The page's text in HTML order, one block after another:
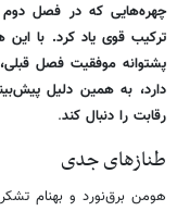
چهره‌هایی که در فصل دوم
ترکیب قوی یاد کرد. با این
پشتوانه موفقیت فصل
دارد، به همین دلیل
رقابت را دنبال کند.
طنازهای جدی
هومن برق‌نورد و بهنام